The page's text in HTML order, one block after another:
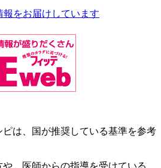
報をお届けしています
は、国が推奨している基準を参考
、医師からの指導を受けている